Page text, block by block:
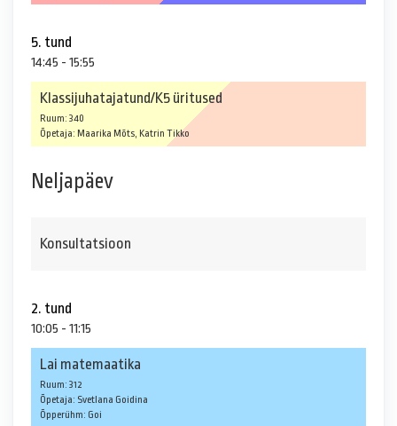
5. tund
14:45 - 15:55
Klassijuhatajatund/K5 üritused
Ruum: 340
Õpetaja: Maarika Mõts, Katrin Tikko
Neljapäev
Konsultatsioon
2. tund
10:05 - 11:15
Lai matemaatika
Ruum: 312
Õpetaja: Svetlana Goidina
Õpperühm: Goi